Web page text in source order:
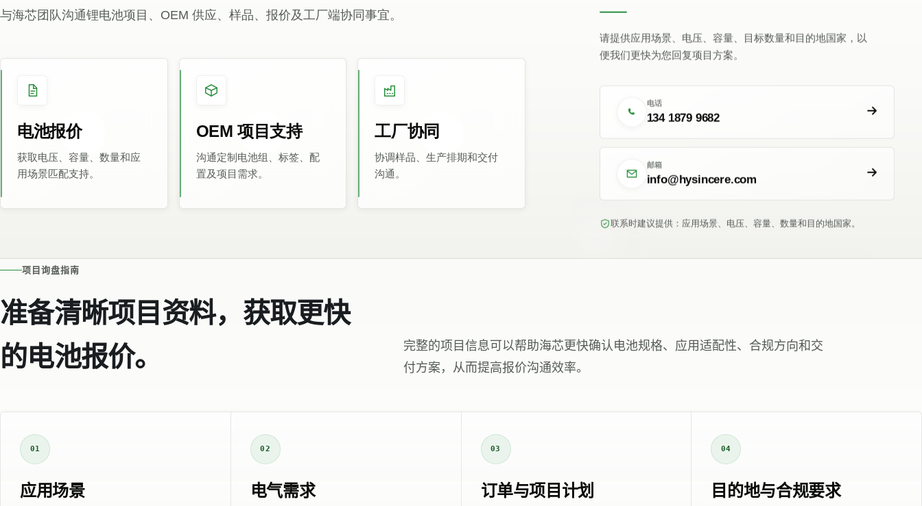
与海芯团队沟通锂电池项目、OEM 供应、样品、报价及工厂端协同事宜。
电池报价
获取电压、容量、数量和应
用场景匹配支持。
OEM 项目支持
沟通定制电池组、标签、配
置及项目需求。
工厂协同
协调样品、生产排期和交付
沟通。
请提供应用场景、电压、容量、目标数量和目的地国家，以
便我们更快为您回复项目方案。
电话
134 1879 9682
邮箱
info@hysincere.com
联系时建议提供：应用场景、电压、容量、数量和目的地国家。
项目询盘指南
准备清晰项目资料，获取更快
的电池报价。
完整的项目信息可以帮助海芯更快确认电池规格、应用适配性、合规方向和交
付方案，从而提高报价沟通效率。
01
应用场景
02
电气需求
03
订单与项目计划
04
目的地与合规要求